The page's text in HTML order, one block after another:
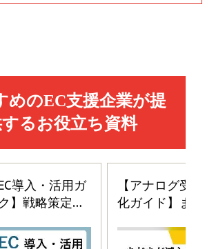
副業
￥1,870
小さな会社は戦略が9割
ドリルを売るには穴を売れ
￥1,815
Brand Shift(ブランド・シフト): 「信頼」で選ばれ
る時代の成長戦略
カラダ2026／宮舘涼太]
￥880
anan(アンアン)2026/06/24号 No.2500増刊
スペシャルエディション[王道エンタメの矜持／
￥1,100
anan(アンアン)2026/07/08号 No.2502[2026
年後半、あなたの恋と運命／山田涼介]
￥880
イシューからはじめよ［改訂版］――知的生産の「シンプ
ルな本質」
￥2,200
経営メモ 16年の起業家人生で得た知見
￥2,750
影響力の武器［新版］：人を動かす七つの原理